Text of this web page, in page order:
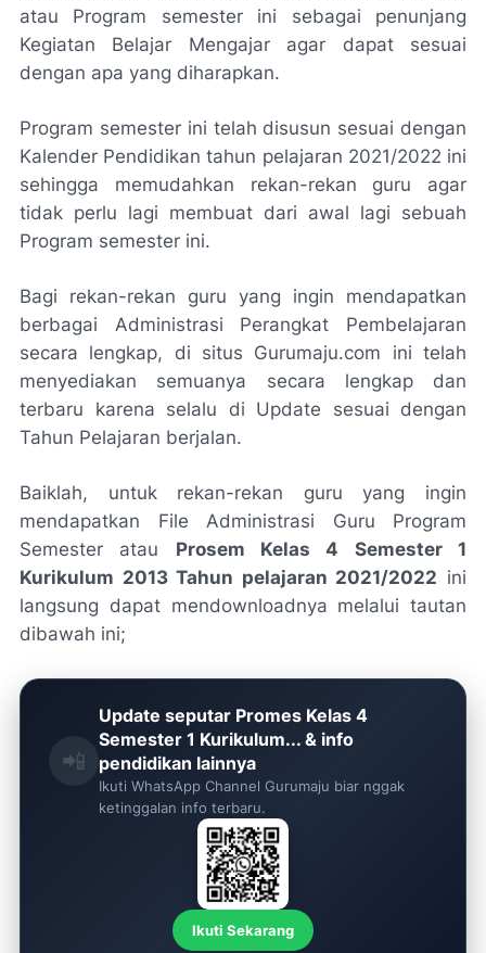
atau Program semester ini sebagai penunjang
Kegiatan Belajar Mengajar agar dapat sesuai
dengan apa yang diharapkan.
Program semester ini telah disusun sesuai dengan
Kalender Pendidikan tahun pelajaran 2021/2022 ini
sehingga memudahkan rekan-rekan guru agar
tidak perlu lagi membuat dari awal lagi sebuah
Program semester ini.
Bagi rekan-rekan guru yang ingin mendapatkan
berbagai Administrasi Perangkat Pembelajaran
secara lengkap, di situs Gurumaju.com ini telah
menyediakan semuanya secara lengkap dan
terbaru karena selalu di Update sesuai dengan
Tahun Pelajaran berjalan.
Baiklah, untuk rekan-rekan guru yang ingin
mendapatkan File Administrasi Guru Program
Semester atau Prosem Kelas 4 Semester 1
Kurikulum 2013 Tahun pelajaran 2021/2022 ini
langsung dapat mendownloadnya melalui tautan
dibawah ini;
📲
Update seputar Promes Kelas 4
Semester 1 Kurikulum... & info
pendidikan lainnya
Ikuti WhatsApp Channel Gurumaju biar nggak
ketinggalan info terbaru.
Ikuti Sekarang